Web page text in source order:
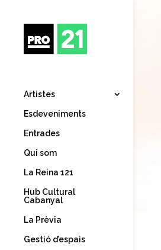
Artistes
Esdeveniments
Entrades
Qui som
La Reina 121
Hub Cultural
Cabanyal
La Prèvia
Gestió d’espais